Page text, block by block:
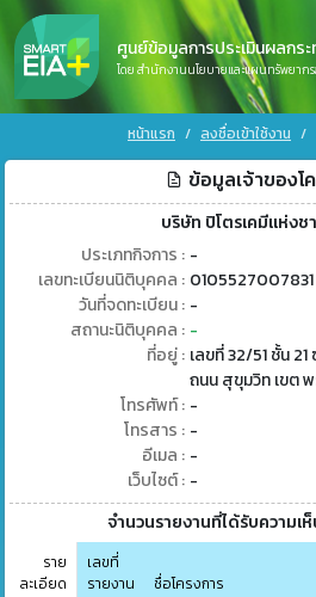
ศูนย์ข้อมูลการประเมินผลกร
โดย สำนักงานนโยบายและแผนทรัพยากร
หน้าแรก ลงชื่อเข้าใช้งาน
ข้อมูลเจ้าของโ
บริษัท ปิโตรเคมีแห่งช
ประเภทกิจการ : -
เลขทะเบียนนิติบุคคล : 0105527007831
วันที่จดทะเบียน : -
สถานะนิติบุคคล : -
ที่อยู่ : เลขที่ 32/51 ชั้น
ถนน สุขุมวิท เขต
โทรศัพท์ : -
โทรสาร : -
อีเมล : -
เว็บไซต์ : -
จำนวนรายงานที่ได้รับความเ
ราย
ละเอียด
เลขที่
รายงาน
ชื่อโครงการ